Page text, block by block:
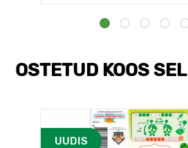
OSTETUD KOOS
UUDIS